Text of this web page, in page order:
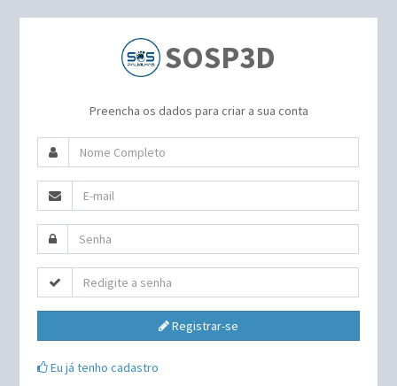
SOSP3D
Preencha os dados para criar a sua conta
Registrar-se
Eu já tenho cadastro